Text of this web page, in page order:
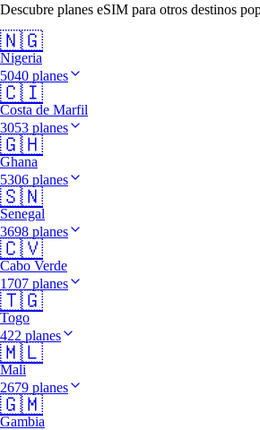
Descubre planes eSIM para otros destinos
🇳🇬
Nigeria
5040 planes
🇨🇮
Costa de Marfil
3053 planes
🇬🇭
Ghana
5306 planes
🇸🇳
Senegal
3698 planes
🇨🇻
Cabo Verde
1707 planes
🇹🇬
Togo
422 planes
🇲🇱
Mali
2679 planes
🇬🇲
Gambia